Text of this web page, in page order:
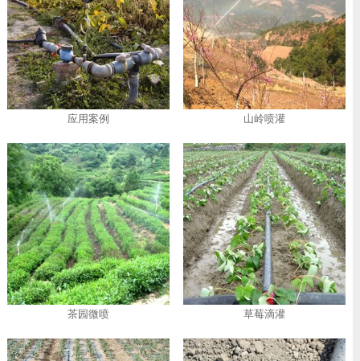
应用案例 山岭喷灌
茶园微喷 草莓滴灌